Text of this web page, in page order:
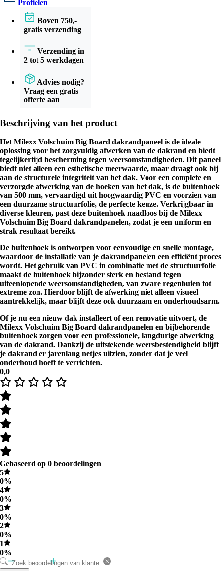
Profielen
Boven 750,-
gratis verzending
Verzending in
2 tot 5 werkdagen
Advies nodig?
Vraag een gratis
offerte aan
Beschrijving van het product
Het Milexx Volschuim Big Board dakrandpaneel is de ideale
oplossing voor het zorgvuldig afwerken van de dakrand en biedt
tegelijkertijd bescherming tegen weersomstandigheden. Dit paneel
biedt niet alleen een esthetische meerwaarde, maar draagt ook bij
aan de structurele integriteit van het dak. Voor een complete en
verzorgde afwerking van de hoeken van het dak, is de buitenhoek
van 500 mm, vervaardigd uit hoogwaardig PVC en voorzien van
een duurzame structuurfolie, de perfecte keuze. Verkrijgbaar in
diverse kleuren, past deze buitenhoek naadloos bij de Milexx
Volschuim Big Board dakrandpanelen, zodat je een uniform en
strak resultaat bereikt.
De buitenhoek is ontworpen voor eenvoudige en snelle montage,
waardoor de installatie van je dakrandpanelen een efficiënt proces
wordt. Het gebruik van PVC in combinatie met de structuurfolie
maakt de buitenhoek bijzonder sterk en bestand tegen
uiteenlopende weersomstandigheden, van zware regenbuien tot
extreme zon. Hierdoor blijft de afwerking niet alleen visueel
aantrekkelijk, maar blijft deze ook duurzaam en onderhoudsarm.
Of je nu een nieuw dak installeert of een renovatie uitvoert, de
Milexx Volschuim Big Board dakrandpanelen en bijbehorende
buitenhoek zorgen voor een professionele, langdurige afwerking
van de dakrand. Dankzij de uitstekende weersbestendigheid blijft
je dakrand er jarenlang netjes uitzien, zonder dat je veel
onderhoud hoeft te verrichten.
0,0
Gebaseerd op 0 beoordelingen
5
0%
4
0%
3
0%
2
0%
1
0%